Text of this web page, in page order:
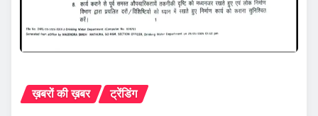
ख़बरों की ख़बर ट्रेंडिंग